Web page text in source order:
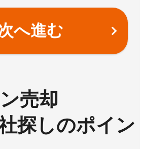
へ進む
売却
探しのポイン